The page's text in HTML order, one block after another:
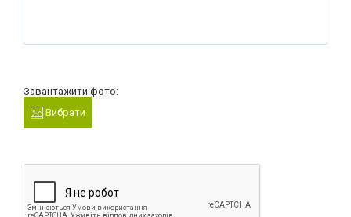
Завантажити фото:
Вибрати